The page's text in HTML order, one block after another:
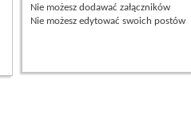
Nie możeszdodawać załączników
Nie możeszedytować swoich postów